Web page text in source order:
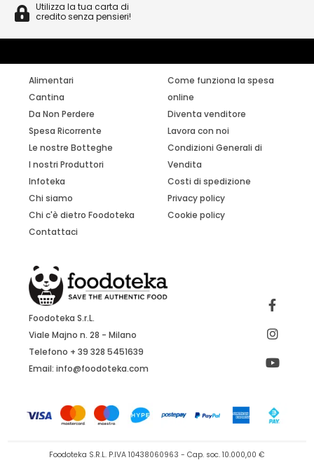
Utilizza la tua carta di
credito senza pensieri!
Alimentari
Cantina
Da Non Perdere
Spesa Ricorrente
Le nostre Botteghe
I nostri Produttori
Infoteka
Chi siamo
Chi c'è dietro Foodoteka
Contattaci
Come funziona la spesa
online
Diventa venditore
Lavora con noi
Condizioni Generali di
Vendita
Costi di spedizione
Privacy policy
Cookie policy
Foodoteka S.r.L.
Viale Majno n. 28 - Milano
Telefono + 39 328 5451639
Email:info@foodoteka.com
Foodoteka S.R.L. P.IVA 10438060963 - Cap. soc. 10.000,00 €